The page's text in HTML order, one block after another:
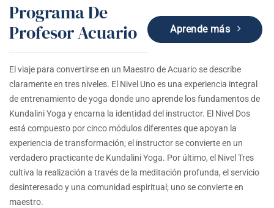
Programa De
Profesor Acuario
Aprende más
El viaje para convertirse en un Maestro de Acuario se describe
claramente en tres niveles. El Nivel Uno es una experiencia integral
de entrenamiento de yoga donde uno aprende los fundamentos de
Kundalini Yoga y encarna la identidad del instructor. El Nivel Dos
está compuesto por cinco módulos diferentes que apoyan la
experiencia de transformación; el instructor se convierte en un
verdadero practicante de Kundalini Yoga. Por último, el Nivel Tres
cultiva la realización a través de la meditación profunda, el servicio
desinteresado y una comunidad espiritual; uno se convierte en
maestro.